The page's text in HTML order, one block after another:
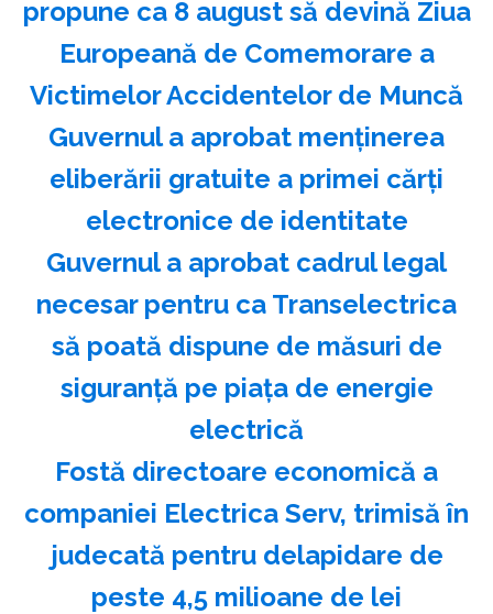
propune ca 8 august să devină Ziua
Europeană de Comemorare a
Victimelor Accidentelor de Muncă
Guvernul a aprobat menţinerea
eliberării gratuite a primei cărţi
electronice de identitate
Guvernul a aprobat cadrul legal
necesar pentru ca Transelectrica
să poată dispune de măsuri de
siguranţă pe piaţa de energie
electrică
Fostă directoare economică a
companiei Electrica Serv, trimisă în
judecată pentru delapidare de
peste 4,5 milioane de lei